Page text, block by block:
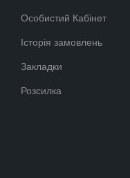
Особистий Кабінет
Історія замовлень
Закладки
Розсилка